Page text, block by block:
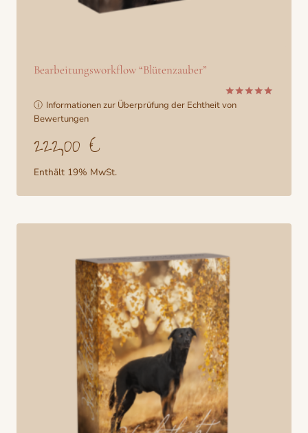
Bearbeitungsworkflow “Blütenzauber”
Bewertet
ⓘ Informationen zur Überprüfung der Echtheit von
Bewertungen
222,00 €
Enthält 19% MwSt.